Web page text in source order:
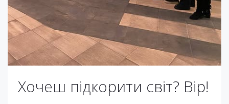
Хочеш підкорити світ? Вір!